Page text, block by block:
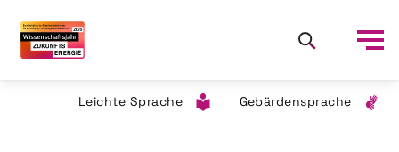
Leichte Sprache Gebärdensprache